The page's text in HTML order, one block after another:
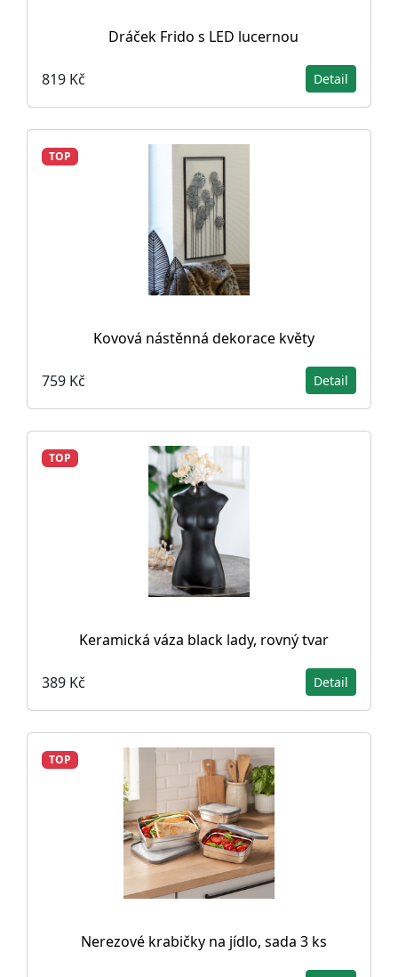
Dráček Frido s LED lucernou
819 Kč Detail
TOP
Kovová nástěnná dekorace květy
759 Kč Detail
TOP
Keramická váza black lady, rovný tvar
389 Kč Detail
TOP
Nerezové krabičky na jídlo, sada 3 ks